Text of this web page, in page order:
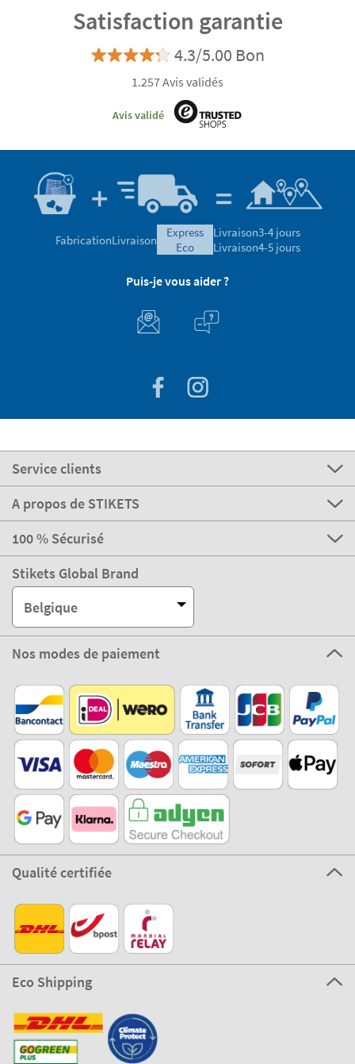
Satisfaction garantie
4.3/5.00 Bon
1.257 Avis validés
Avis validé
FabricationLivraison
express
eco
Livraison3-4 jours
Livraison4-5 jours
Puis-je vous aider ?
Service clients
A propos de STIKETS
100 % Sécurisé
Stikets Global Brand
Belgique
Nos modes de paiement
Qualité certifiée
Eco Shipping